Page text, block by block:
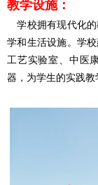
教学设施：
学校拥有现代化的
学和生活设施。学
工艺实验室、中医
器，为学生的实践教